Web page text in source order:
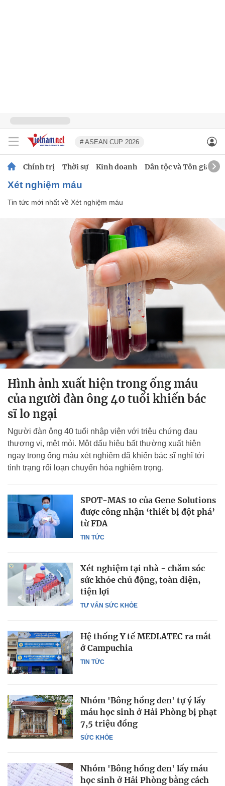
# ASEAN CUP 2026
Chính trị Thời sự Kinh doanh Dân tộc và Tôn giáo
Xét nghiệm máu
Tin tức mới nhất về Xét nghiệm máu
Hình ảnh xuất hiện trong ống máu
của người đàn ông 40 tuổi khiến bác
sĩ lo ngại
Người đàn ông 40 tuổi nhập viện với triệu chứng đau
thượng vị, mệt mỏi. Một dấu hiệu bất thường xuất hiện
ngay trong ống máu xét nghiệm đã khiến bác sĩ nghĩ tới
tình trạng rối loạn chuyển hóa nghiêm trọng.
TIN TỨC
SPOT-MAS 10 của Gene Solutions
được công nhận ‘thiết bị đột phá’
từ FDA
TƯ VẤN SỨC KHỎE
Xét nghiệm tại nhà - chăm sóc
sức khỏe chủ động, toàn diện,
tiện lợi
TIN TỨC
Hệ thống Y tế MEDLATEC ra mắt
ở Campuchia
SỨC KHỎE
Nhóm 'Bông hồng đen' tự ý lấy
máu học sinh ở Hải Phòng bị phạt
7,5 triệu đồng
Nhóm 'Bông hồng đen' lấy máu
học sinh ở Hải Phòng bằng cách